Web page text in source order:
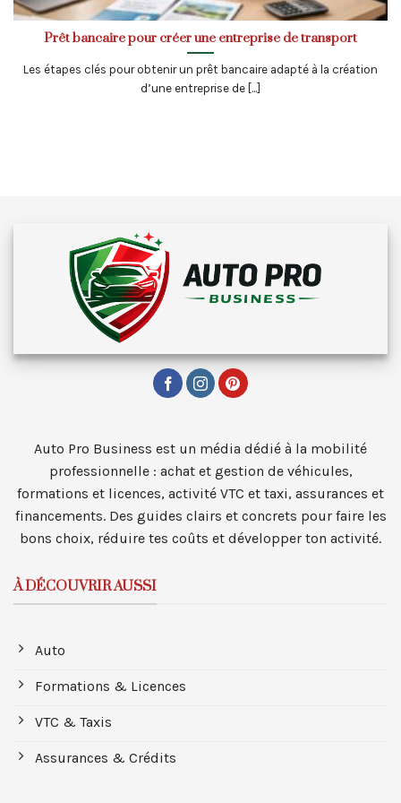
Prêt bancaire pour créer une entreprise de transport
Les étapes clés pour obtenir un prêt bancaire adapté à la création
d’une entreprise de [...]
Auto Pro Business est un média dédié à la mobilité
professionnelle : achat et gestion de véhicules,
formations et licences, activité VTC et taxi, assurances et
financements. Des guides clairs et concrets pour faire les
bons choix, réduire tes coûts et développer ton activité.
À DÉCOUVRIR AUSSI
Auto
Formations & Licences
VTC & Taxis
Assurances & Crédits